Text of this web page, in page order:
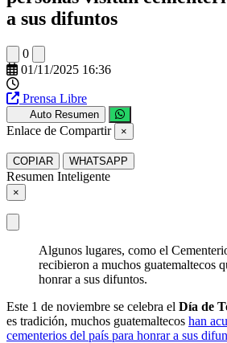
a sus difuntos
0
01/11/2025 16:36
Prensa Libre
Auto Resumen
Enlace de Compartir ×
COPIAR WHATSAPP
Resumen Inteligente
×
Algunos lugares, como el
recibieron a muchos guatemaltecos
honrar a sus difuntos.
Este 1 de noviembre se celebra el Día de
es tradición, muchos guatemaltecos han
cementerios del país para honrar a sus